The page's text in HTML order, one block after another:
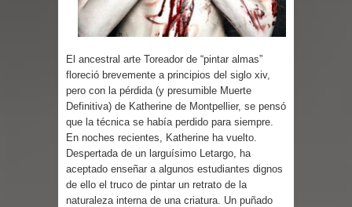
El ancestral arte Toreador de “pintar almas”
floreció brevemente a principios del siglo xiv,
pero con la pérdida (y presumible Muerte
Definitiva) de Katherine de Montpellier, se pensó
que la técnica se había perdido para siempre.
En noches recientes, Katherine ha vuelto.
Despertada de un larguísimo Letargo, ha
aceptado enseñar a algunos estudiantes dignos
de ello el truco de pintar un retrato de la
naturaleza interna de una criatura. Un puñado